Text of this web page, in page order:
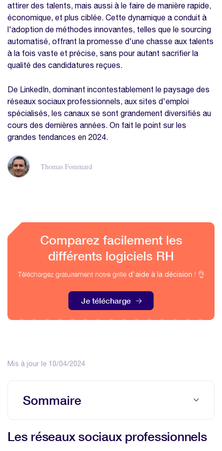
attirer des talents, mais aussi à le faire de manière rapide,
économique, et plus ciblée. Cette dynamique a conduit à
l'adoption de méthodes innovantes, telles que le sourcing
automatisé, offrant la promesse d'une chasse aux talents
à la fois vaste et précise, sans pour autant sacrifier la
qualité des candidatures reçues.
De LinkedIn, dominant incontestablement le paysage des
réseaux sociaux professionnels, aux sites d'emploi
spécialisés, les canaux se sont grandement diversifiés au
cours des dernières années. On fait le point sur les
grandes tendances en 2024.
Thomas Fommard
Mis à jour le 10/04/2024
Sommaire
LinkedIn : l'incontournable référence du
Les réseaux sociaux professionnels
Comparez facilement les
différents logiciels RH
Téléchargez gratuitement notre grille d'aide à la décision ! 👌
Je télécharge